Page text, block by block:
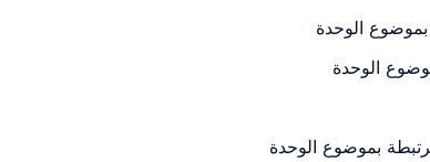
الوحدة
الوحدة
بموضوع الوحدة